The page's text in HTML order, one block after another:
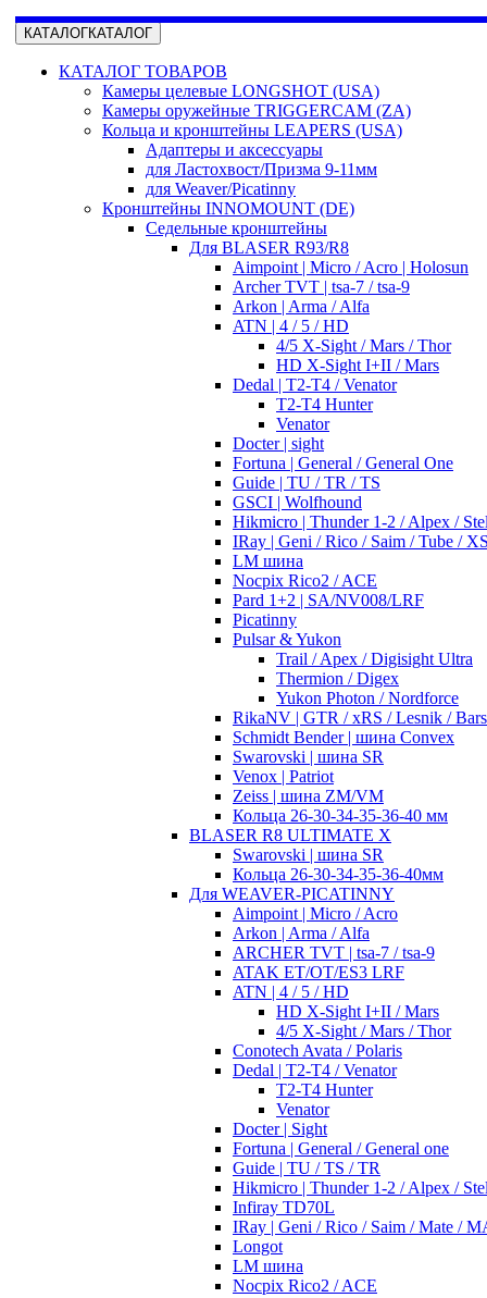
КАТАЛОГКАТАЛОГ
КАТАЛОГ ТОВАРОВ
Камеры целевые LONGSHOT (USA)
Камеры оружейные TRIGGERCAM (ZA)
Кольца и кронштейны LEAPERS (USA)
Адаптеры и аксессуары
для Ластохвост/Призма 9-11мм
для Weaver/Picatinny
Кронштейны INNOMOUNT (DE)
Седельные кронштейны
Для BLASER R93/R8
Aimpoint | Micro / Acro | Holosun
Archer TVT | tsa-7 / tsa-9
Arkon | Arma / Alfa
ATN | 4 / 5 / HD
4/5 X-Sight / Mars / Thor
HD X-Sight I+II / Mars
Dedal | T2-T4 / Venator
T2-T4 Hunter
Venator
Docter | sight
Fortuna | General / General One
Guide | TU / TR / TS
GSCI | Wolfhound
Hikmicro | Thunder 1-2 / Alpex /
IRay | Geni / Rico / Saim / Tube /
LM шина
Nocpix Rico2 / ACE
Pard 1+2 | SA/NV008/LRF
Picatinny
Pulsar & Yukon
Trail / Apex / Digisight Ultra
Thermion / Digex
Yukon Photon / Nordforce
RikaNV | GTR / xRS / Lesnik /
Schmidt Bender | шина Convex
Swarovski | шина SR
Venox | Patriot
Zeiss | шина ZM/VM
Кольца 26-30-34-35-36-40 мм
BLASER R8 ULTIMATE X
Swarovski | шина SR
Кольца 26-30-34-35-36-40мм
Для WEAVER-PICATINNY
Aimpoint | Micro / Acro
Arkon | Arma / Alfa
ARCHER TVT | tsa-7 / tsa-9
ATAK ET/OT/ES3 LRF
ATN | 4 / 5 / HD
HD X-Sight I+II / Mars
4/5 X-Sight / Mars / Thor
Conotech Avata / Polaris
Dedal | T2-T4 / Venator
T2-T4 Hunter
Venator
Docter | Sight
Fortuna | General / General one
Guide | TU / TS / TR
Hikmicro | Thunder 1-2 / Alpex /
Infiray TD70L
IRay | Geni / Rico / Saim / Mate /
Longot
LM шина
Nocpix Rico2 / ACE